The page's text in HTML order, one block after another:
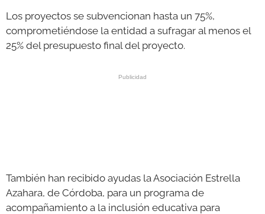
Los proyectos se subvencionan hasta un 75%,
comprometiéndose la entidad a sufragar al menos el
25% del presupuesto final del proyecto.
También han recibido ayudas la Asociación Estrella
Azahara, de Córdoba, para un programa de
acompañamiento a la inclusión educativa para